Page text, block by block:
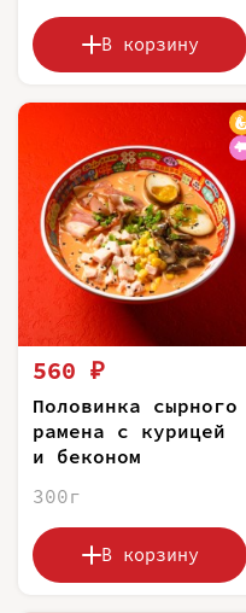
В корзину
560 ₽
Половинка сырного
рамена с курицей
и беконом
300г
В корзину